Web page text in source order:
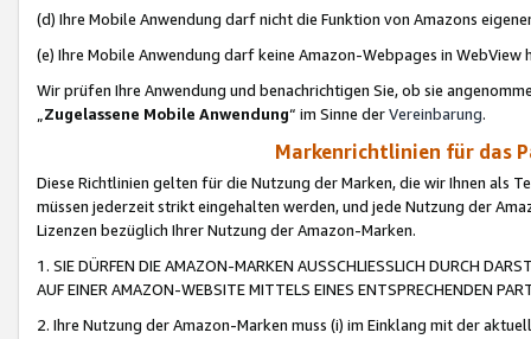
(d) Ihre Mobile Anwendung darf nicht die Funktion von Amazons
(e) Ihre Mobile Anwendung darf keine Amazon-Webpages in WebView
Wir prüfen Ihre Anwendung und benachrichtigen Sie, ob sie
„Zugelassene Mobile Anwendung“ im Sinne derVereinbarung.
Markenrichtlinien für das
Diese Richtlinien gelten für die Nutzung der Marken, die wir Ihnen als
müssen jederzeit strikt eingehalten werden, und jede Nutzung der
Lizenzen bezüglich Ihrer Nutzung der Amazon-Marken.
1. SIE DÜRFEN DIE AMAZON-MARKEN AUSSCHLIESSLICH DURCH
AUF EINER AMAZON-WEBSITE MITTELS EINES ENTSPRECHENDEN
2. Ihre Nutzung der Amazon-Marken muss (i) im Einklang mit der